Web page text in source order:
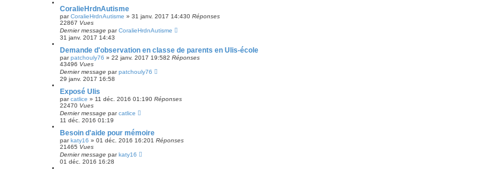
CoralieHrdnAutisme
parCoralieHrdnAutisme » 31 janv. 2017 14:430 Réponses
22867 Vues
Dernier message parCoralieHrdnAutisme
31 janv. 2017 14:43
Demande d'observation en classe de parents en Ulis-école
parpatchouly76 » 22 janv. 2017 19:582 Réponses
43496 Vues
Dernier message parpatchouly76
29 janv. 2017 16:58
Exposé Ulis
parcatlice » 11 déc. 2016 01:190 Réponses
22470 Vues
Dernier message parcatlice
11 déc. 2016 01:19
Besoin d'aide pour mémoire
parkaty16 » 01 déc. 2016 16:201 Réponses
21465 Vues
Dernier message parkaty16
01 déc. 2016 16:28